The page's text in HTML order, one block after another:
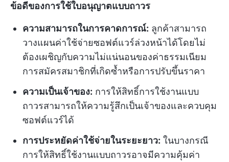
ข้อดีของการใช้ใบอนุญาตแบบถาวร
ความสามารถในการคาดการณ์: ลูกค้าสามารถ
วางแผนค่าใช้จ่ายซอฟต์แวร์ล่วงหน้าได้โดยไม่
ต้องเผชิญกับความไม่แน่นอนของค่าธรรมเนียม
การสมัครสมาชิกที่เกิดซ้ำหรือการปรับขึ้นราคา
ความเป็นเจ้าของ: การให้สิทธิ์การใช้งานแบบ
ถาวรสามารถให้ความรู้สึกเป็นเจ้าของและควบคุม
ซอฟต์แวร์ได้
การประหยัดค่าใช้จ่ายในระยะยาว: ในบางกรณี
การให้สิทธิ์ใช้งานแบบถาวรอาจมีความคุ้มค่า